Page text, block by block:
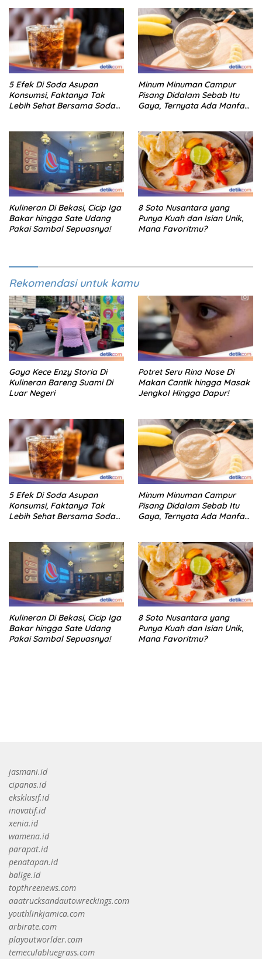
5 Efek Di Soda Asupan
Konsumsi, Faktanya Tak
Lebih Sehat Bersama Soda
Minum Minuman Campur
Pisang Didalam Sebab Itu
Gaya, Ternyata Ada Manfaat
Kulineran Di Bekasi, Cicip Iga
Bakar hingga Sate Udang
Pakai Sambal Sepuasnya!
8 Soto Nusantara yang
Punya Kuah dan Isian Unik,
Mana Favoritmu?
Rekomendasi untuk kamu
Gaya Kece Enzy Storia Di
Kulineran Bareng Suami Di
Luar Negeri
Potret Seru Rina Nose Di
Makan Cantik hingga Masak
Jengkol Hingga Dapur!
5 Efek Di Soda Asupan
Konsumsi, Faktanya Tak
Lebih Sehat Bersama Soda
Minum Minuman Campur
Pisang Didalam Sebab Itu
Gaya, Ternyata Ada Manfaat
Kulineran Di Bekasi, Cicip Iga
Bakar hingga Sate Udang
Pakai Sambal Sepuasnya!
8 Soto Nusantara yang
Punya Kuah dan Isian Unik,
Mana Favoritmu?
jasmani.id
cipanas.id
eksklusif.id
inovatif.id
xenia.id
wamena.id
parapat.id
penatapan.id
balige.id
topthreenews.com
aaatrucksandautowreckings.com
youthlinkjamica.com
arbirate.com
playoutworlder.com
temeculabluegrass.com